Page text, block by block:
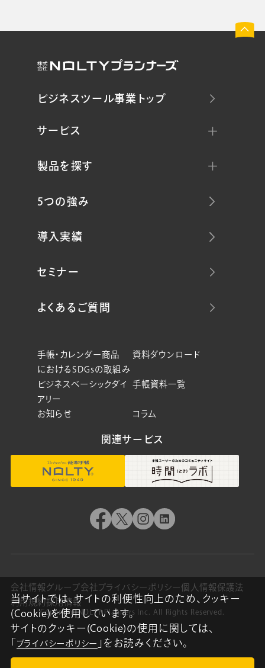
ビジネスツール事業トップ
サービス
製品を探す
5つの強み
導入実績
セミナー
よくあるご質問
手帳・カレンダー商品
におけるSDGsの取組み
資料ダウンロード
ビジネスベーシックダイ
アリー
手帳資料一覧
お知らせ コラム
関連サービス
会社情報 グループ会社プライバシーポリシー個人情報保護法
利用規約採用情報
Copyright NOLTY Planners Inc. All Rights Reserved.
当サイトでは、サイトの利便性向上のため、クッキー
(Cookie)を使用しています。
サイトのクッキー(Cookie)の使用に関しては、
プライバシーポリシー 」をお読みください。